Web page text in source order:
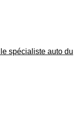
spécialiste auto du